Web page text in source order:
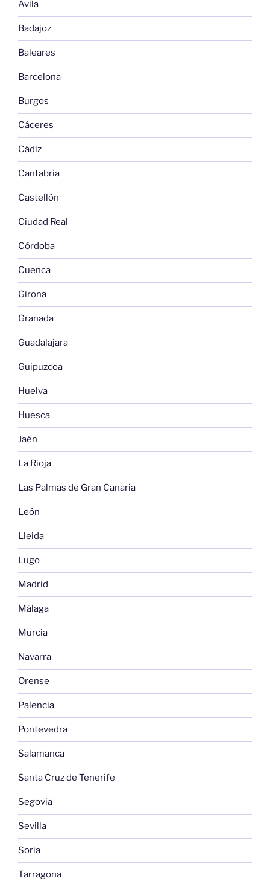
Avila
Badajoz
Baleares
Barcelona
Burgos
Cáceres
Cádiz
Cantabria
Castellón
Ciudad Real
Córdoba
Cuenca
Girona
Granada
Guadalajara
Guipuzcoa
Huelva
Huesca
Jaén
La Rioja
Las Palmas de Gran Canaria
León
Lleida
Lugo
Madrid
Málaga
Murcia
Navarra
Orense
Palencia
Pontevedra
Salamanca
Santa Cruz de Tenerife
Segovia
Sevilla
Soria
Tarragona